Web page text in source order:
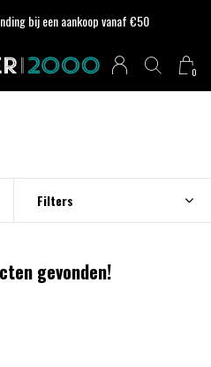
0
bij een aankoop vanaf €50
Filters
gevonden!